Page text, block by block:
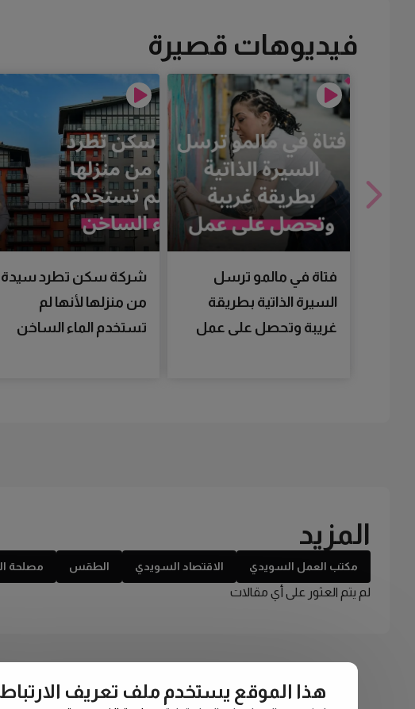
فيديوهات قصيرة
فتاة في مالمو ترسل
السيرة الذاتية بطريقة
غريبة وتحصل على عمل
شركة سكن تطرد سيدة
من منزلها لأنها لم
تستخدم الماء الساخن
المزيد
مكتب العمل السويدي الاقتصاد السويدي الطقس مصلحة
لم يتم العثور على أي مقالات
هذا الموقع يستخدم ملف تعريف الارتباط Cookie